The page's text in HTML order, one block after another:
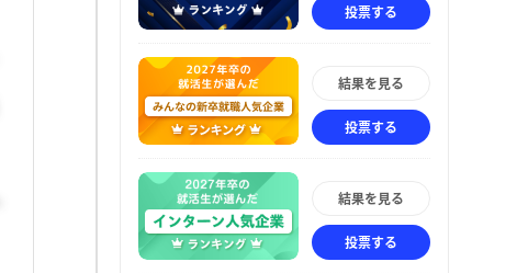
投票する
結果を見る
投票する
結果を見る
投票する